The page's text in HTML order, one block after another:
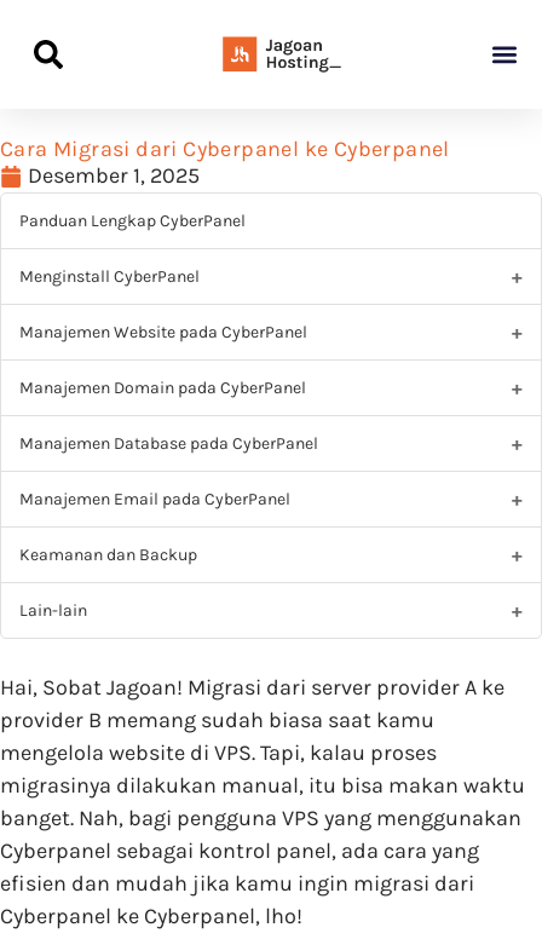
Cara Migrasi dari Cyberpanel ke Cyberpanel
Desember 1, 2025
Panduan Lengkap CyberPanel
Menginstall CyberPanel
Manajemen Website pada CyberPanel
Manajemen Domain pada CyberPanel
Manajemen Database pada CyberPanel
Manajemen Email pada CyberPanel
Keamanan dan Backup
Lain-lain
Hai, Sobat Jagoan! Migrasi dari server provider A ke
provider B memang sudah biasa saat kamu
mengelola website di VPS. Tapi, kalau proses
migrasinya dilakukan manual, itu bisa makan waktu
banget. Nah, bagi pengguna VPS yang menggunakan
Cyberpanel sebagai kontrol panel, ada cara yang
efisien dan mudah jika kamu ingin migrasi dari
Cyberpanel ke Cyberpanel, lho!